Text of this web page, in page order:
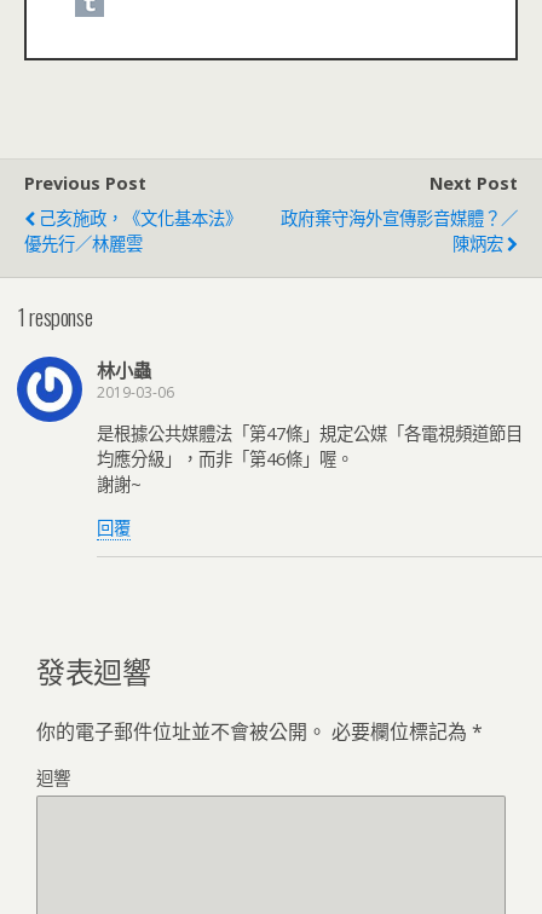
Previous Post
己亥施政，《文化基本法》
優先行／林麗雲
Next Post
政府棄守海外宣傳影音媒體？／
陳炳宏
1 response
林小蟲
2019-03-06
是根據公共媒體法「第47條」規定公媒「各電視頻道節目
均應分級」，而非「第46條」喔。
謝謝~
回覆
發表迴響
你的電子郵件位址並不會被公開。 必要欄位標記為 *
迴響